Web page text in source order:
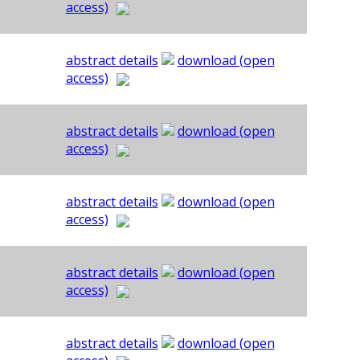
access)
abstract details
download (open
access)
abstract details
download (open
access)
abstract details
download (open
access)
abstract details
download (open
access)
abstract details
download (open